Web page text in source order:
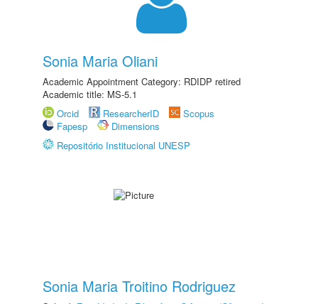
Sonia Maria Oliani
Academic Appointment Category: RDIDP retired
Academic title: MS-5.1
Orcid
ResearcherID
Scopus
Fapesp
Dimensions
Repositório Institucional UNESP
Sonia Maria Troitino Rodriguez